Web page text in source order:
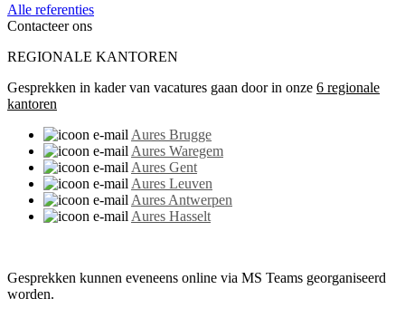
Alle referenties
Contacteer ons
REGIONALE KANTOREN
Gesprekken in kader van vacatures gaan door in onze 6 regionale
kantoren
Aures Brugge
Aures Waregem
Aures Gent
Aures Leuven
Aures Antwerpen
Aures Hasselt
Gesprekken kunnen eveneens online via MS Teams georganiseerd
worden.